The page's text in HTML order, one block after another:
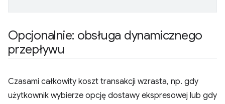
Opcjonalnie: obsługa dynamicznego
przepływu
Czasami całkowity koszt transakcji wzrasta, np. gdy
użytkownik wybierze opcję dostawy ekspresowej lub gdy